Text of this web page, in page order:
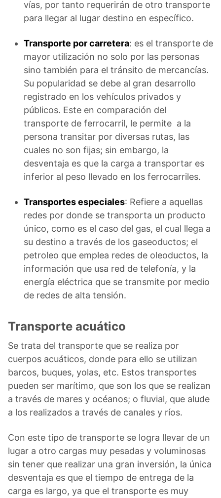
vías, por tanto requerirán de otro transporte
para llegar al lugar destino en específico.
Transporte por carretera: es el transporte de
mayor utilización no solo por las personas
sino también para el tránsito de mercancías.
Su popularidad se debe al gran desarrollo
registrado en los vehículos privados y
públicos. Este en comparación del
transporte de ferrocarril, le permite a la
persona transitar por diversas rutas, las
cuales no son fijas; sin embargo, la
desventaja es que la carga a transportar es
inferior al peso llevado en los ferrocarriles.
Transportes especiales: Refiere a aquellas
redes por donde se transporta un producto
único, como es el caso del gas, el cual llega a
su destino a través de los gaseoductos; el
petroleo que emplea redes de oleoductos, la
información que usa red de telefonía, y la
energía eléctrica que se transmite por medio
de redes de alta tensión.
Transporte acuático
Se trata del transporte que se realiza por
cuerpos acuáticos, donde para ello se utilizan
barcos, buques, yolas, etc. Estos transportes
pueden ser marítimo, que son los que se realizan
a través de mares y océanos; o fluvial, que alude
a los realizados a través de canales y ríos.
Con este tipo de transporte se logra llevar de un
lugar a otro cargas muy pesadas y voluminosas
sin tener que realizar una gran inversión, la única
desventaja es que el tiempo de entrega de la
carga es largo, ya que el transporte es muy